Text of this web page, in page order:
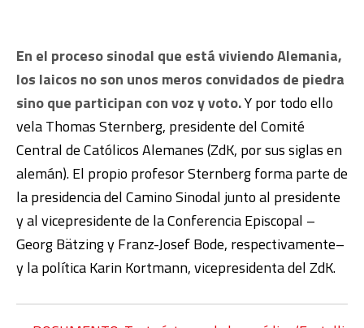
En el proceso sinodal que está viviendo Alemania,
los laicos no son unos meros convidados de piedra
sino que participan con voz y voto.Y por todo ello
vela Thomas Sternberg, presidente del Comité
Central de Católicos Alemanes (ZdK, por sus siglas en
alemán). El propio profesor Sternberg forma parte de
la presidencia del Camino Sinodal junto al presidente
y al vicepresidente de la Conferencia Episcopal –
Georg Bätzing y Franz-Josef Bode, respectivamente–
y la política Karin Kortmann, vicepresidenta del ZdK.